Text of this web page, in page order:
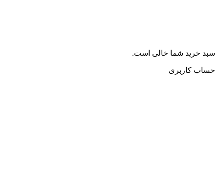
سبد خرید شما خالی است.
حساب کاربری